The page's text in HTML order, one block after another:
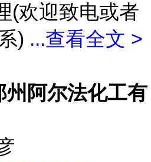
(欢迎致电或者
) ...查看全文 >
州阿尔法化工有